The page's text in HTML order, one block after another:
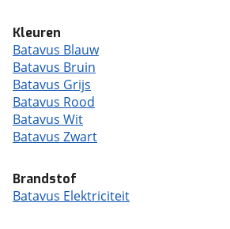
Kleuren
Batavus Blauw
Batavus Bruin
Batavus Grijs
Batavus Rood
Batavus Wit
Batavus Zwart
Brandstof
Batavus Elektriciteit